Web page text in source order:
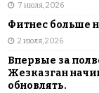
7 июля, 2026
Фитнес больше
2 июля, 2026
Впервые за
Жезказган
обновлять.